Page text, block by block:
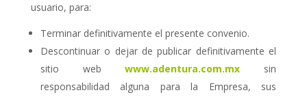
usuario, para:
Terminar definitivamente el presente convenio.
Descontinuar o dejar de publicar definitivamente el
sitio webwww.adentura.com.mx sin
responsabilidad alguna para la Empresa, sus